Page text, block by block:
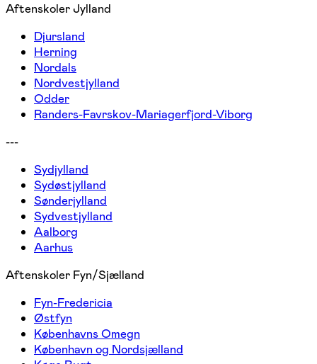
Aftenskoler Jylland
Djursland
Herning
Nordals
Nordvestjylland
Odder
Randers-Favrskov-Mariagerfjord-Viborg
---
Sydjylland
Sydøstjylland
Sønderjylland
Sydvestjylland
Aalborg
Aarhus
Aftenskoler Fyn/Sjælland
Fyn-Fredericia
Østfyn
Københavns Omegn
København og Nordsjælland